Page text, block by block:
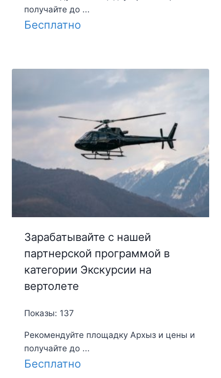
получайте до ...
Бесплатно
Зарабатывайте с нашей
партнерской программой в
категории Экскурсии на
вертолете
Показы: 137
Рекомендуйте площадку Архыз и цены и
получайте до ...
Бесплатно